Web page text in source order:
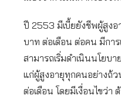
ปี 2553 มีเบี้ยยังชีพผู้สูงอ
บาท ต่อเดือน ต่อคน มีกา
สามารถเริ่มดำเนินนโยบ
แก่ผู้สูงอายุทุกคนอย่างถ้
ต่อเดือน โดยมีเงื่อนไขว่า